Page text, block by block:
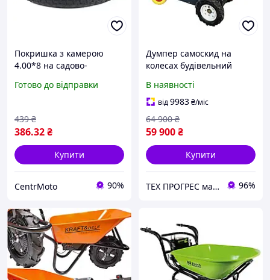
Покришка з камерою
4.00*8 на садово-
Готово до відправки
386.32₴
439 ₴
Купити
CentrMoto 90%
Думпер самоскид на
колесах будівельний
та будівництва бензинова
мототачка самохідна
В наявності
від9983₴/міс
59 900₴
64 900 ₴
Купити
ТЕХ ПРОГРЕС магазин обладнання 96%